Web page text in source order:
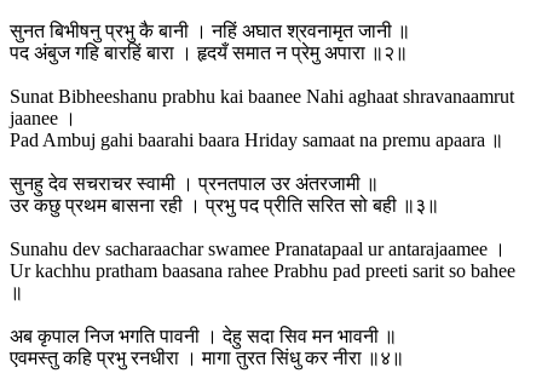
सुनत बिभीषनु प्रभु कै बानी । नहिं अघात श्रवनामृत जानी ॥
पद अंबुज गहि बारहिं बारा । हृदयँ समात न प्रेमु अपारा ॥२॥
Sunat Bibheeshanu prabhu kai baanee Nahi aghaat shravanaamrut
jaanee ।
Pad Ambuj gahi baarahi baara Hriday samaat na premu apaara ॥
सुनहु देव सचराचर स्वामी । प्रनतपाल उर अंतरजामी ॥
उर कछु प्रथम बासना रही । प्रभु पद प्रीति सरित सो बही ॥३॥
Sunahu dev sacharaachar swamee Pranatapaal ur antarajaamee ।
Ur kachhu pratham baasana rahee Prabhu pad preeti sarit so bahee
॥
अब कृपाल निज भगति पावनी । देहु सदा सिव मन भावनी ॥
एवमस्तु कहि प्रभु रनधीरा । मागा तुरत सिंधु कर नीरा ॥४॥